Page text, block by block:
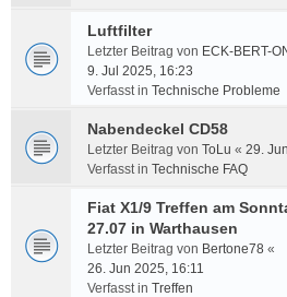
Luftfilter
Letzter Beitrag von ECK-BERT-
9. Jul 2025, 16:23
Verfasst in Technische Probleme
Nabendeckel CD58
Letzter Beitrag von ToLu « 29.
Verfasst in Technische FAQ
Fiat X1/9 Treffen am
27.07 in Warthausen
Letzter Beitrag von Bertone78 «
26. Jun 2025, 16:11
Verfasst in Treffen